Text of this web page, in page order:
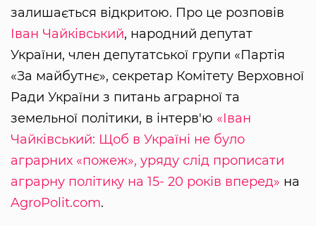
залишається відкритою. Про це розповів
Іван Чайківський, народний депутат
України, член депутатської групи «Партія
«За майбутнє», секретар Комітету Верховної
Ради України з питань аграрної та
земельної політики, в інтерв'ю «Іван
Чайківський: Щоб в Україні не було
аграрних «пожеж», уряду слід прописати
аграрну політику на 15- 20 років вперед» на
AgroPolit.com.